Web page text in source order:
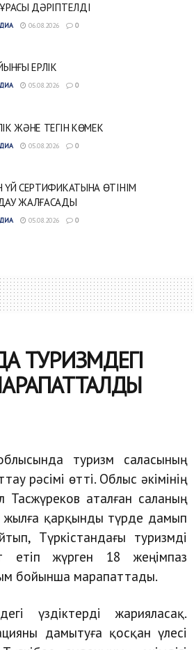
ДӘРІПТЕЛДІ
06.08.2026 0
ЕРЛІК
05.08.2026 0
ЖӘНЕ ТЕГІН КӨМЕК
05.08.2026 0
ҮЙ СЕРТИФИКАТЫНА ӨТІНІМ
ЖАЛҒАСАДЫ
05.08.2026 0
ТУРИЗМДЕГІ
туризм саласының
рәсімі өтті. Облыс әкімінің
Тасжүреков аталған саланың
жылға қарқынды түрде дамып
Түркістандағы туризмді
етіп жүрген 18 жеңімпаз
бойынша марапаттады.
үздіктерді жарияласақ.
дамытуға қосқан үлесі